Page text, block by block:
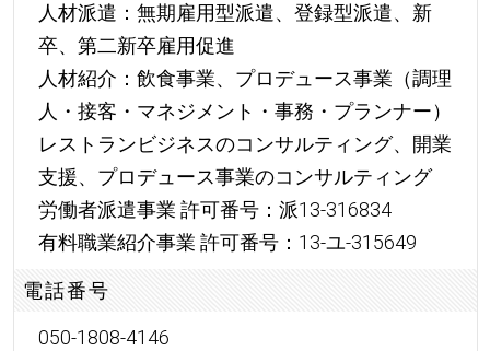
人材派遣：無期雇用型派遣、登録型派遣、新
卒、第二新卒雇用促進
人材紹介：飲食事業、プロデュース事業（調理
人・接客・マネジメント・事務・プランナー）
レストランビジネスのコンサルティング、開業
支援、プロデュース事業のコンサルティング
労働者派遣事業 許可番号：派13-316834
有料職業紹介事業 許可番号：13-ユ-315649
電話番号
050-1808-4146